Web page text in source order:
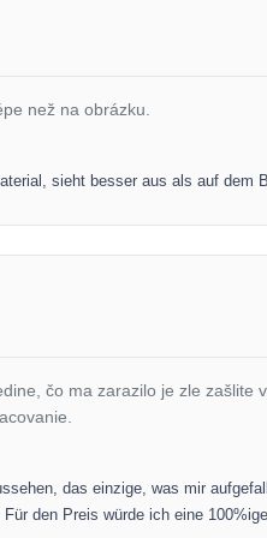
než na obrázku.
sieht besser aus als auf dem
čo ma zarazilo je zle zašlite
das einzige, was mir
den Preis würde ich eine